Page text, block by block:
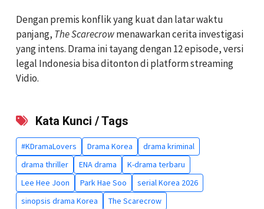
Dengan premis konflik yang kuat dan latar waktu
panjang, The Scarecrowmenawarkan cerita investigasi
yang intens. Drama ini tayang dengan 12 episode, versi
legal Indonesia bisa ditonton di platform streaming
Vidio.
Kata Kunci / Tags
#KDramaLovers Drama Korea
drama kriminal
drama thriller
ENA drama
K-drama terbaru
Lee Hee Joon
Park Hae Soo
serial Korea 2026
sinopsis drama Korea
The Scarecrow